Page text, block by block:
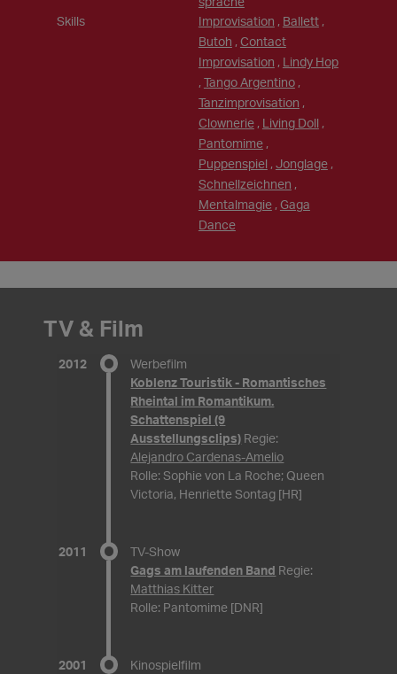
Skills
Improvisation , Ballett,
Butoh ,Contact
Improvisation , Lindy Hop
,Tango Argentino,
Tanzimprovisation ,
Clownerie, Living Doll ,
Pantomime,
Puppenspiel ,Jonglage,
Schnellzeichnen ,
Mentalmagie,Gaga
Dance
TV & Film
2012
Werbefilm
Koblenz Touristik - Romantisches
Rheintal im Romantikum.
Schattenspiel (9
Ausstellungsclips) Regie:
Alejandro Cardenas-Amelio
Rolle: Sophie von La Roche; Queen
Victoria, Henriette Sontag [HR]
2011
TV-Show
Gags am laufenden Band Regie:
Matthias Kitter
Rolle: Pantomime [DNR]
2001
Kinospielfilm